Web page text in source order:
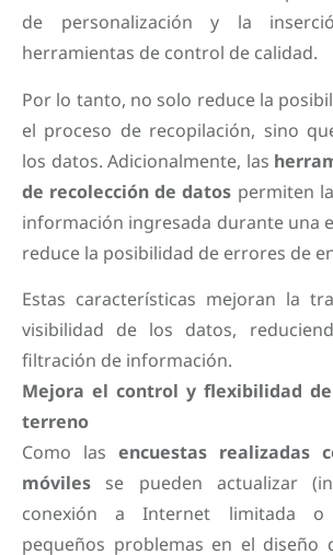
de personalización y la
herramientas de control de calidad.
Por lo tanto, no solo reduce la
el proceso de recopilación, sino
los datos. Adicionalmente, las
de recolección de datos permiten
información ingresada durante una
reduce la posibilidad de errores de
Estas características mejoran la
visibilidad de los datos,
filtración de información.
Mejora el control y flexibilidad
terreno
Como las encuestas realizadas
móviles se pueden actualizar
conexión a Internet limitada o
pequeños problemas en el diseño